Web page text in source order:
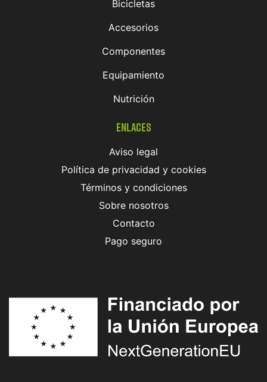
Bicicletas
Accesorios
Componentes
Equipamiento
Nutrición
Enlaces
Aviso legal
Política de privacidad y cookies
Términos y condiciones
Sobre nosotros
Contacto
Pago seguro